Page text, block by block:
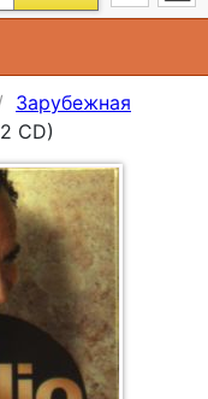
Зарубежная
CD)